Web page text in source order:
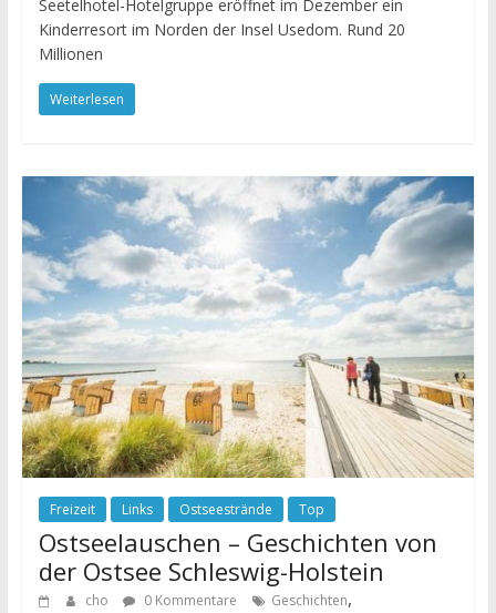
Seetelhotel-Hotelgruppe eröffnet im Dezember ein
Kinderresort im Norden der Insel Usedom. Rund 20
Millionen
Weiterlesen
Freizeit Links Ostseestrände Top
Ostseelauschen – Geschichten von
der Ostsee Schleswig-Holstein
cho 0 Kommentare Geschichten,